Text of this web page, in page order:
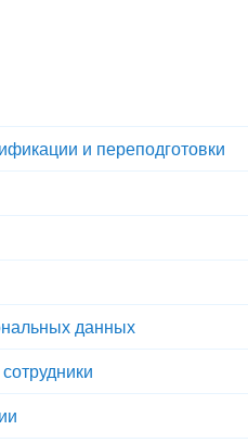
и переподготовки
данных